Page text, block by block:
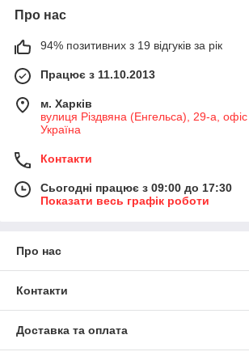
Про нас
94% позитивних з 19 відгуків за рік
Працює з 11.10.2013
м. Харків
вулиця Різдвяна (Енгельса), 29-а, офіс
Україна
Контакти
Сьогодні працює з 09:00 до 17:30
Показати весь графік роботи
Про нас
Контакти
Доставка та оплата